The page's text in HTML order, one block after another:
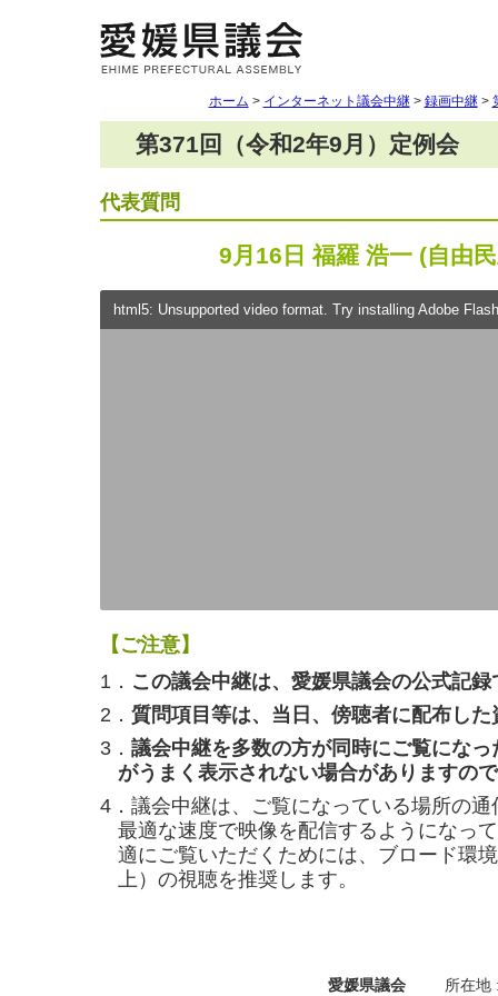
ホーム > インターネット議会中継> 録画中継>
第371回（令和2年9月）定例会
代表質問
9月16日 福羅 浩一 (自由
html5: Unsupported video format. Try installing Adobe
【ご注意】
1． この議会中継は、愛媛県議会の公式記
2． 質問項目等は、当日、傍聴者に配布した
3． 議会中継を多数の方が同時にご覧にな
がうまく表示されない場合がありますの
4．議会中継は、ご覧になっている場所の
最適な速度で映像を配信するようになっ
適にご覧いただくためには、ブロード環
上）の視聴を推奨します。
愛媛県議会
所在地